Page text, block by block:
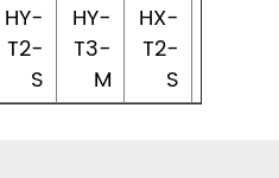
HY-
T2-
S
HY-
T3-
M
HX-
T2-
S